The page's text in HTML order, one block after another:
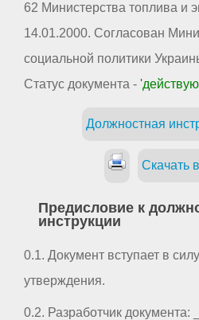
62 Министерства топлива и
14.01.2000. Согласован
социальной политики
Статус документа -
Должностная
Скачать
Предисловие к
инструкции
0.1. Документ вступает в
утверждения.
0.2. Разработчик документа: